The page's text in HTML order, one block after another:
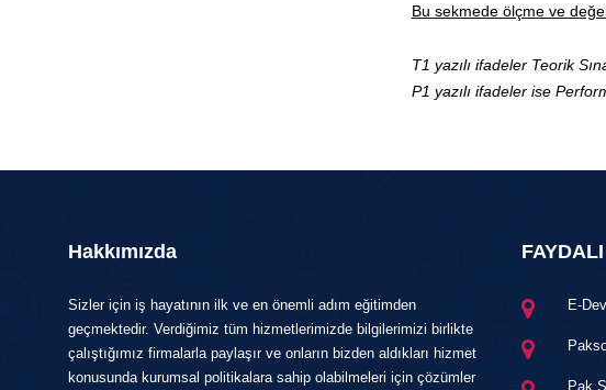
Bu sekmede ölçme ve
T1 yazılı ifadeler Teorik
P1 yazılı ifadeler ise
Hakkımızda
Sizler için iş hayatının ilk ve en önemli adım eğitimden
geçmektedir. Verdiğimiz tüm hizmetlerimizde bilgilerimizi birlikte
çalıştığımız firmalarla paylaşır ve onların bizden aldıkları hizmet
konusunda kurumsal politikalara sahip olabilmeleri için çözümler
E-
Pak